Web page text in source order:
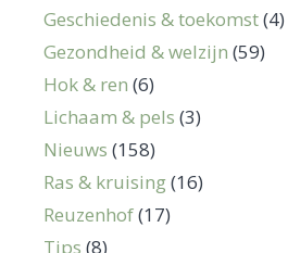
Geschiedenis & toekomst(4)
Gezondheid & welzijn (59)
Hok & ren (6)
Lichaam & pels (3)
Nieuws (158)
Ras & kruising(16)
Reuzenhof(17)
Tips (8)